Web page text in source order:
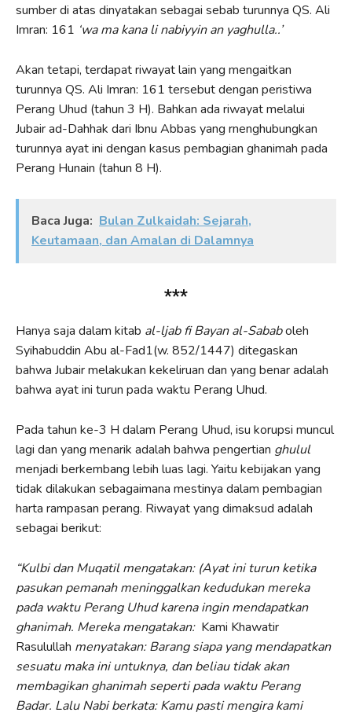
sumber di atas dinyatakan sebagai sebab turunnya QS. Ali
Imran: 161 ‘wa ma kana li nabiyyin an yaghulla..’
Akan tetapi, terdapat riwayat lain yang mengaitkan
turunnya QS. Ali Imran: 161 tersebut dengan peristiwa
Perang Uhud (tahun 3 H). Bahkan ada riwayat melalui
Jubair ad-Dahhak dari Ibnu Abbas yang rnenghubungkan
turunnya ayat ini dengan kasus pembagian ghanimah pada
Perang Hunain (tahun 8 H).
Baca Juga: Bulan Zulkaidah: Sejarah,
Keutamaan, dan Amalan di Dalamnya
***
Hanya saja dalam kitab al-ljab fi Bayan al-Sababoleh
Syihabuddin Abu al-Fad1(w. 852/1447) ditegaskan
bahwa Jubair melakukan kekeliruan dan yang benar adalah
bahwa ayat ini turun pada waktu Perang Uhud.
Pada tahun ke-3 H dalam Perang Uhud, isu korupsi muncul
lagi dan yang menarik adalah bahwa pengertian ghulul
menjadi berkembang lebih luas lagi. Yaitu kebijakan yang
tidak dilakukan sebagaimana mestinya dalam pembagian
harta rampasan perang. Riwayat yang dimaksud adalah
sebagai berikut:
“Kulbi dan Muqatil mengatakan: (Ayat ini turun ketika
pasukan pemanah meninggalkan kedudukan mereka
pada waktu Perang Uhud karena ingin mendapatkan
ghanimah. Mereka mengatakan: Kami Khawatir
Rasulullah menyatakan: Barang siapa yang mendapatkan
sesuatu maka ini untuknya, dan beliau tidak akan
membagikan ghanimah seperti pada waktu Perang
Badar. Lalu Nabi berkata: Kamu pasti mengira kami